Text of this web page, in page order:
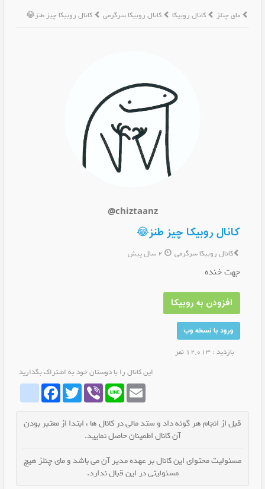
مای چنلز کانال روبیکا کانال روبیکا سرگرمی کانال روبیکا چیز طنز😂
@chiztaanz
کانال روبیکا چیز طنز😂
کانال روبیکا سرگرمی
جهت خنده
افزودن به روبیکا
ورود با نسخه وب
بازدید : 12,013 نفر
این کانال را با دوستان خود به اشتراک بگذارید
whatrubikaFacebookTwitter Viber Line Email
قبل از انجام هر گونه داد و ستد مالی در کانال ها ، ابتدا از معتبر بودن
آن کانال اطمینان حاصل نمایید.
مسئولیت محتوای این کانال بر عهده مدیر آن می باشد و مای چنلز هیچ
مسئولیتی در این قبال ندارد.